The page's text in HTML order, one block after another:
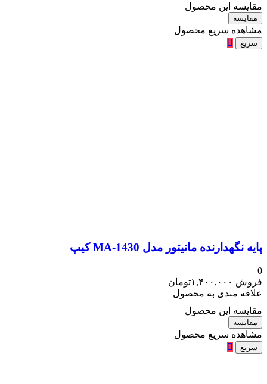
مقایسه این محصول
مقایسه
مشاهده سریع محصول
سریع
پایه نگهدارنده مانیتور مدل MA-1430 کیپ
0
فروش ۱,۴۰۰,۰۰۰تومان
علاقه مندی به محصول
مقایسه این محصول
مقایسه
مشاهده سریع محصول
سریع